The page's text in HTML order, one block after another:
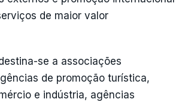
de maior valor
se a associações
de promoção turística,
e indústria, agências